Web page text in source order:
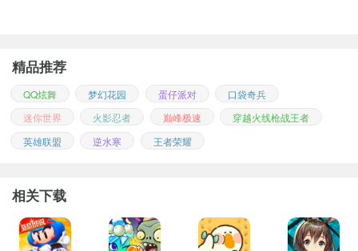
精品推荐
QQ炫舞 梦幻花园 蛋仔派对
口袋奇兵
迷你世界
火影忍者 巅峰极速
穿越火线枪战王者
英雄联盟
逆水寒 王者荣耀
相关下载